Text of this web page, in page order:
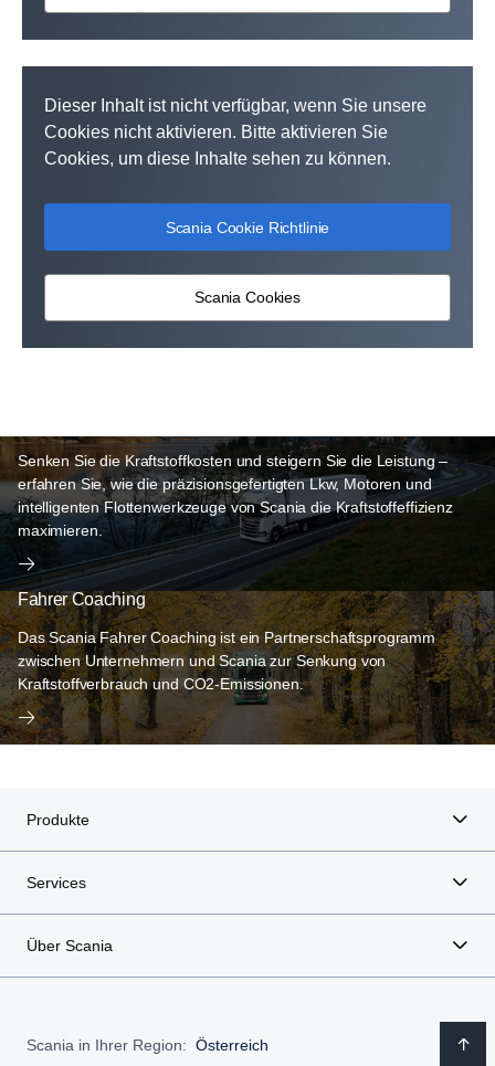
Dieser Inhalt ist nicht verfügbar, wenn Sie unsere
Cookies nicht aktivieren. Bitte aktivieren Sie
Cookies, um diese Inhalte sehen zu können.
Scania Cookie Richtlinie
Scania Cookies
Senken Sie die Kraftstoffkosten und steigern Sie die Leistung –
erfahren Sie, wie die präzisionsgefertigten Lkw, Motoren und
intelligenten Flottenwerkzeuge von Scania die Kraftstoffeffizienz
maximieren.
Fahrer Coaching
Das Scania Fahrer Coaching ist ein Partnerschaftsprogramm
zwischen Unternehmern und Scania zur Senkung von
Kraftstoffverbrauch und CO2-Emissionen.
Produkte
Services
Über Scania
Scania in Ihrer Region: Österreich